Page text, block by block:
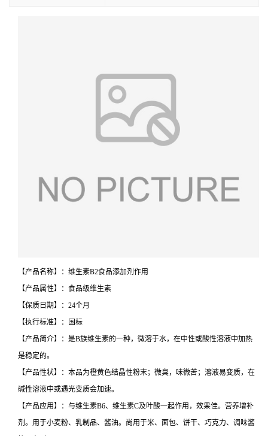
【产品名称】：维生素B2食品添加剂作用
【产品属性】：食品级维生素
【保质日期】：24个月
【执行标准】：国标
【产品简介】：是B族维生素的一种，微溶于水，在中性或酸性溶液中加热
是稳定的。
【产品性状】：本品为橙黄色结晶性粉末；微臭，味微苦；溶液易变质，在
碱性溶液中或遇光变质会加速。
【产品应用】：与维生素B6、维生素C及叶酸一起作用，效果佳。营养增补
剂。用于小麦粉、乳制品、酱油。尚用于米、面包、饼干、巧克力、调味酱